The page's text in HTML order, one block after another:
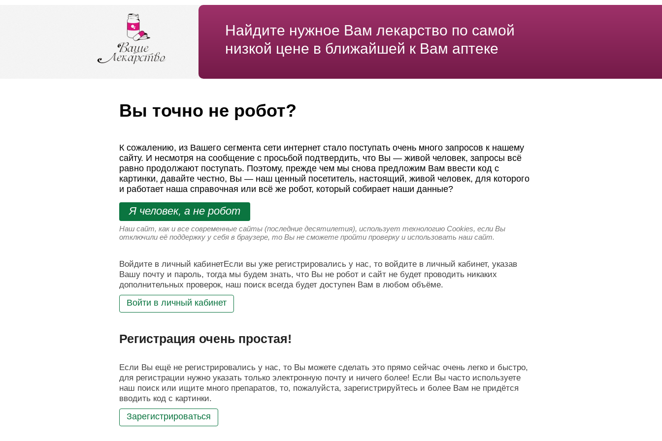
Найдите нужное Вам лекарство по самой
низкой цене в ближайшей к Вам аптеке
Вы точно не робот?
К сожалению, из Вашего сегмента сети интернет стало поступать очень много запросов к нашему
сайту. И несмотря на сообщение с просьбой подтвердить, что Вы — живой человек, запросы всё
равно продолжают поступать. Поэтому, прежде чем мы снова предложим Вам ввести код с
картинки, давайте честно, Вы — наш ценный посетитель, настоящий, живой человек, для которого
и работает наша справочная или всё же робот, который собирает наши данные?
Я человек, а не робот
Наш сайт, как и все современные сайты (последние десятилетия), использует технологию Cookies, если Вы
отключили её поддержку у себя в браузере, то Вы не сможете пройти проверку и использовать наш сайт.
Войдите в личный кабинетЕсли вы уже регистрировались у нас, то войдите в личный кабинет, указав
Вашу почту и пароль, тогда мы будем знать, что Вы не робот и сайт не будет проводить никаких
дополнительных проверок, наш поиск всегда будет доступен Вам в любом объёме.
Войти в личный кабинет
Регистрация очень простая!
Если Вы ещё не регистрировались у нас, то Вы можете сделать это прямо сейчас очень легко и быстро,
для регистрации нужно указать только электронную почту и ничего более! Если Вы часто используете
наш поиск или ищите много препаратов, то, пожалуйста, зарегистрируйтесь и более Вам не придётся
вводить код с картинки.
Зарегистрироваться